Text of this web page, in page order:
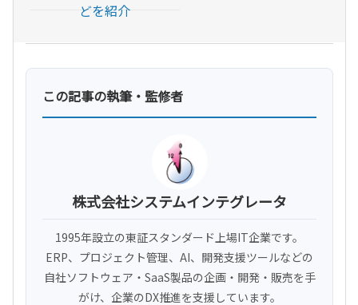
どを紹介
この記事の執筆・監修者
株式会社システムインテグレータ
1995年設立の東証スタンダード上場IT企業です。
ERP、プロジェクト管理、AI、開発支援ツールなどの
自社ソフトウェア・SaaS製品の企画・開発・販売を手
がけ、企業のDX推進を支援しています。